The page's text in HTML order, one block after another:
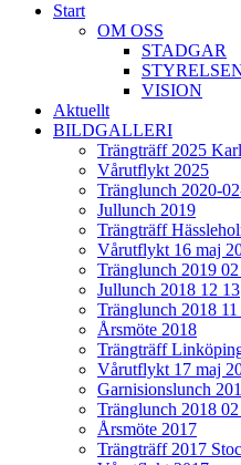
Start
OM OSS
STADGAR
VISION
Aktuellt
BILDGALLERI
Trängträff 2025
Vårutflykt 2025
Tränglunch 2020-
Jullunch 2019
Trängträff
Vårutflykt 16 maj
Tränglunch 2019
Jullunch 2018 12 13
Tränglunch 2018
Årsmöte 2018
Trängträff
Vårutflykt 17 maj
Garnisionslunch
Tränglunch 2018
Årsmöte 2017
Trängträff 2017